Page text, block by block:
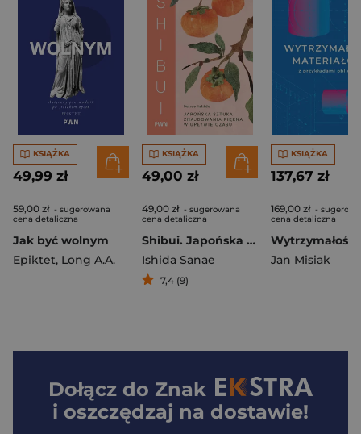
KSIĄŻKA
49,99 zł
59,00 zł - sugerowana
cena detaliczna
Jak być wolnym
Epiktet, Long A.A.
KSIĄŻKA
49,00 zł
49,00 zł - sugerowana
cena detaliczna
Shibui. Japońska sztuka znajdowania piękna w upływie czasu
Ishida Sanae
7,4 (9)
KSIĄŻKA
137,67 zł
169,00 zł -
cena detaliczna
Jan Misiak
Dołącz do Znak
i oszczędzaj na dostawie!